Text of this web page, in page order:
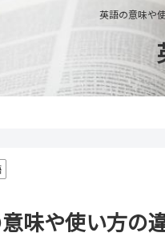
英語の意味や
味や使い方の